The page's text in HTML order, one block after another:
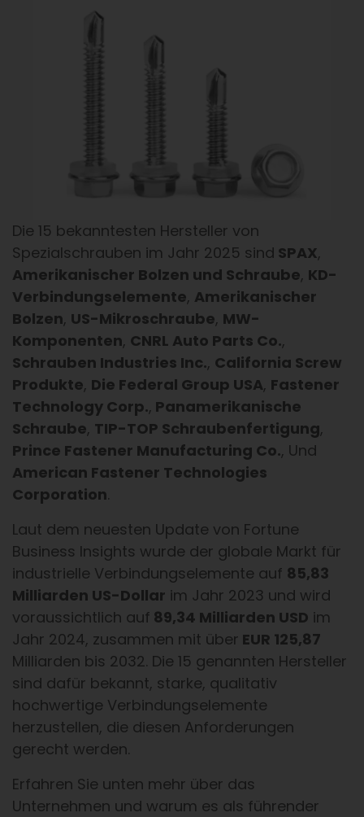
Die 15 bekanntesten Hersteller von
Spezialschrauben im Jahr 2025 sind SPAX,
Amerikanischer Bolzen und Schraube, KD-
Verbindungselemente, Amerikanischer
Bolzen, US-Mikroschraube, MW-
Komponenten, CNRL Auto Parts Co.,
Schrauben Industries Inc., California Screw
Produkte, Die Federal Group USA, Fastener
Technology Corp., Panamerikanische
Schraube, TIP-TOP Schraubenfertigung,
Prince Fastener Manufacturing Co., Und
American Fastener Technologies
Corporation.
Laut dem neuesten Update von Fortune
Business Insights wurde der globale Markt für
industrielle Verbindungselemente auf 85,83
Milliarden US-Dollar im Jahr 2023 und wird
voraussichtlich auf 89,34 Milliarden USD im
Jahr 2024, zusammen mit über EUR 125,87
Milliarden bis 2032. Die 15 genannten Hersteller
sind dafür bekannt, starke, qualitativ
hochwertige Verbindungselemente
herzustellen, die diesen Anforderungen
gerecht werden.
Erfahren Sie unten mehr über das
Unternehmen und warum es als führender